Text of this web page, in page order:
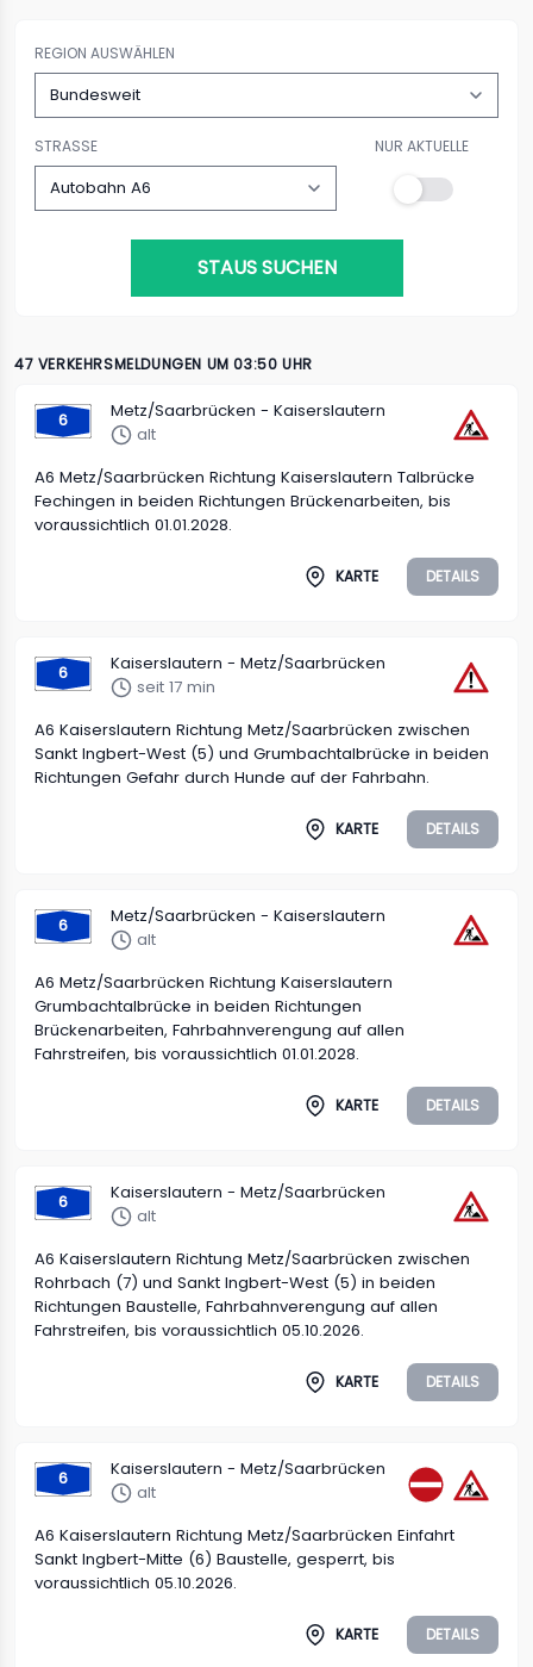
REGION AUSWÄHLEN
STRASSE NUR AKTUELLE
STAUS SUCHEN
47 VERKEHRSMELDUNGEN UM 03:50 UHR
6
Metz/Saarbrücken - Kaiserslautern
alt
A6 Metz/Saarbrücken Richtung Kaiserslautern Talbrücke
Fechingen in beiden Richtungen Brückenarbeiten, bis
voraussichtlich 01.01.2028.
KARTE DETAILS
6
Kaiserslautern - Metz/Saarbrücken
seit 17 min
A6 Kaiserslautern Richtung Metz/Saarbrücken zwischen
Sankt Ingbert-West (5) und Grumbachtalbrücke in beiden
Richtungen Gefahr durch Hunde auf der Fahrbahn.
KARTE DETAILS
6
Metz/Saarbrücken - Kaiserslautern
alt
A6 Metz/Saarbrücken Richtung Kaiserslautern
Grumbachtalbrücke in beiden Richtungen
Brückenarbeiten, Fahrbahnverengung auf allen
Fahrstreifen, bis voraussichtlich 01.01.2028.
KARTE DETAILS
6
Kaiserslautern - Metz/Saarbrücken
alt
A6 Kaiserslautern Richtung Metz/Saarbrücken zwischen
Rohrbach (7) und Sankt Ingbert-West (5) in beiden
Richtungen Baustelle, Fahrbahnverengung auf allen
Fahrstreifen, bis voraussichtlich 05.10.2026.
KARTE DETAILS
6
Kaiserslautern - Metz/Saarbrücken
alt
A6 Kaiserslautern Richtung Metz/Saarbrücken Einfahrt
Sankt Ingbert-Mitte (6) Baustelle, gesperrt, bis
voraussichtlich 05.10.2026.
KARTE DETAILS